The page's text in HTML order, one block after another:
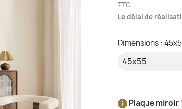
TTC
Le délai de
Plaque miroir
Dimensions :